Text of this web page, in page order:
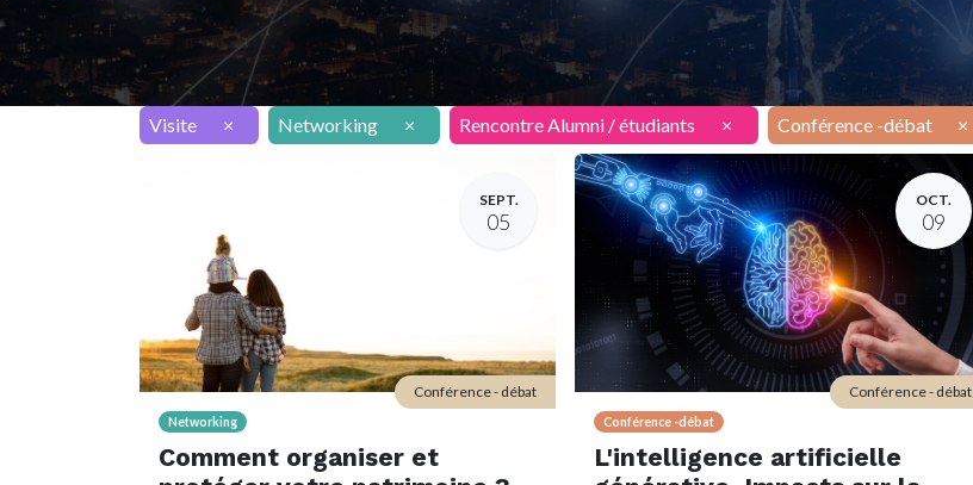
Visite × Networking × Rencontre Alumni / étudiants × Conférence -débat ×
SEPT.
05
Networking
Comment organiser et
Conférence - débat
OCT.
09
Conférence -débat
L'intelligence artificielle
Conférence - débat